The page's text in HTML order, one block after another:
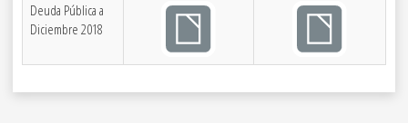
Deuda Pública a
Diciembre 2018